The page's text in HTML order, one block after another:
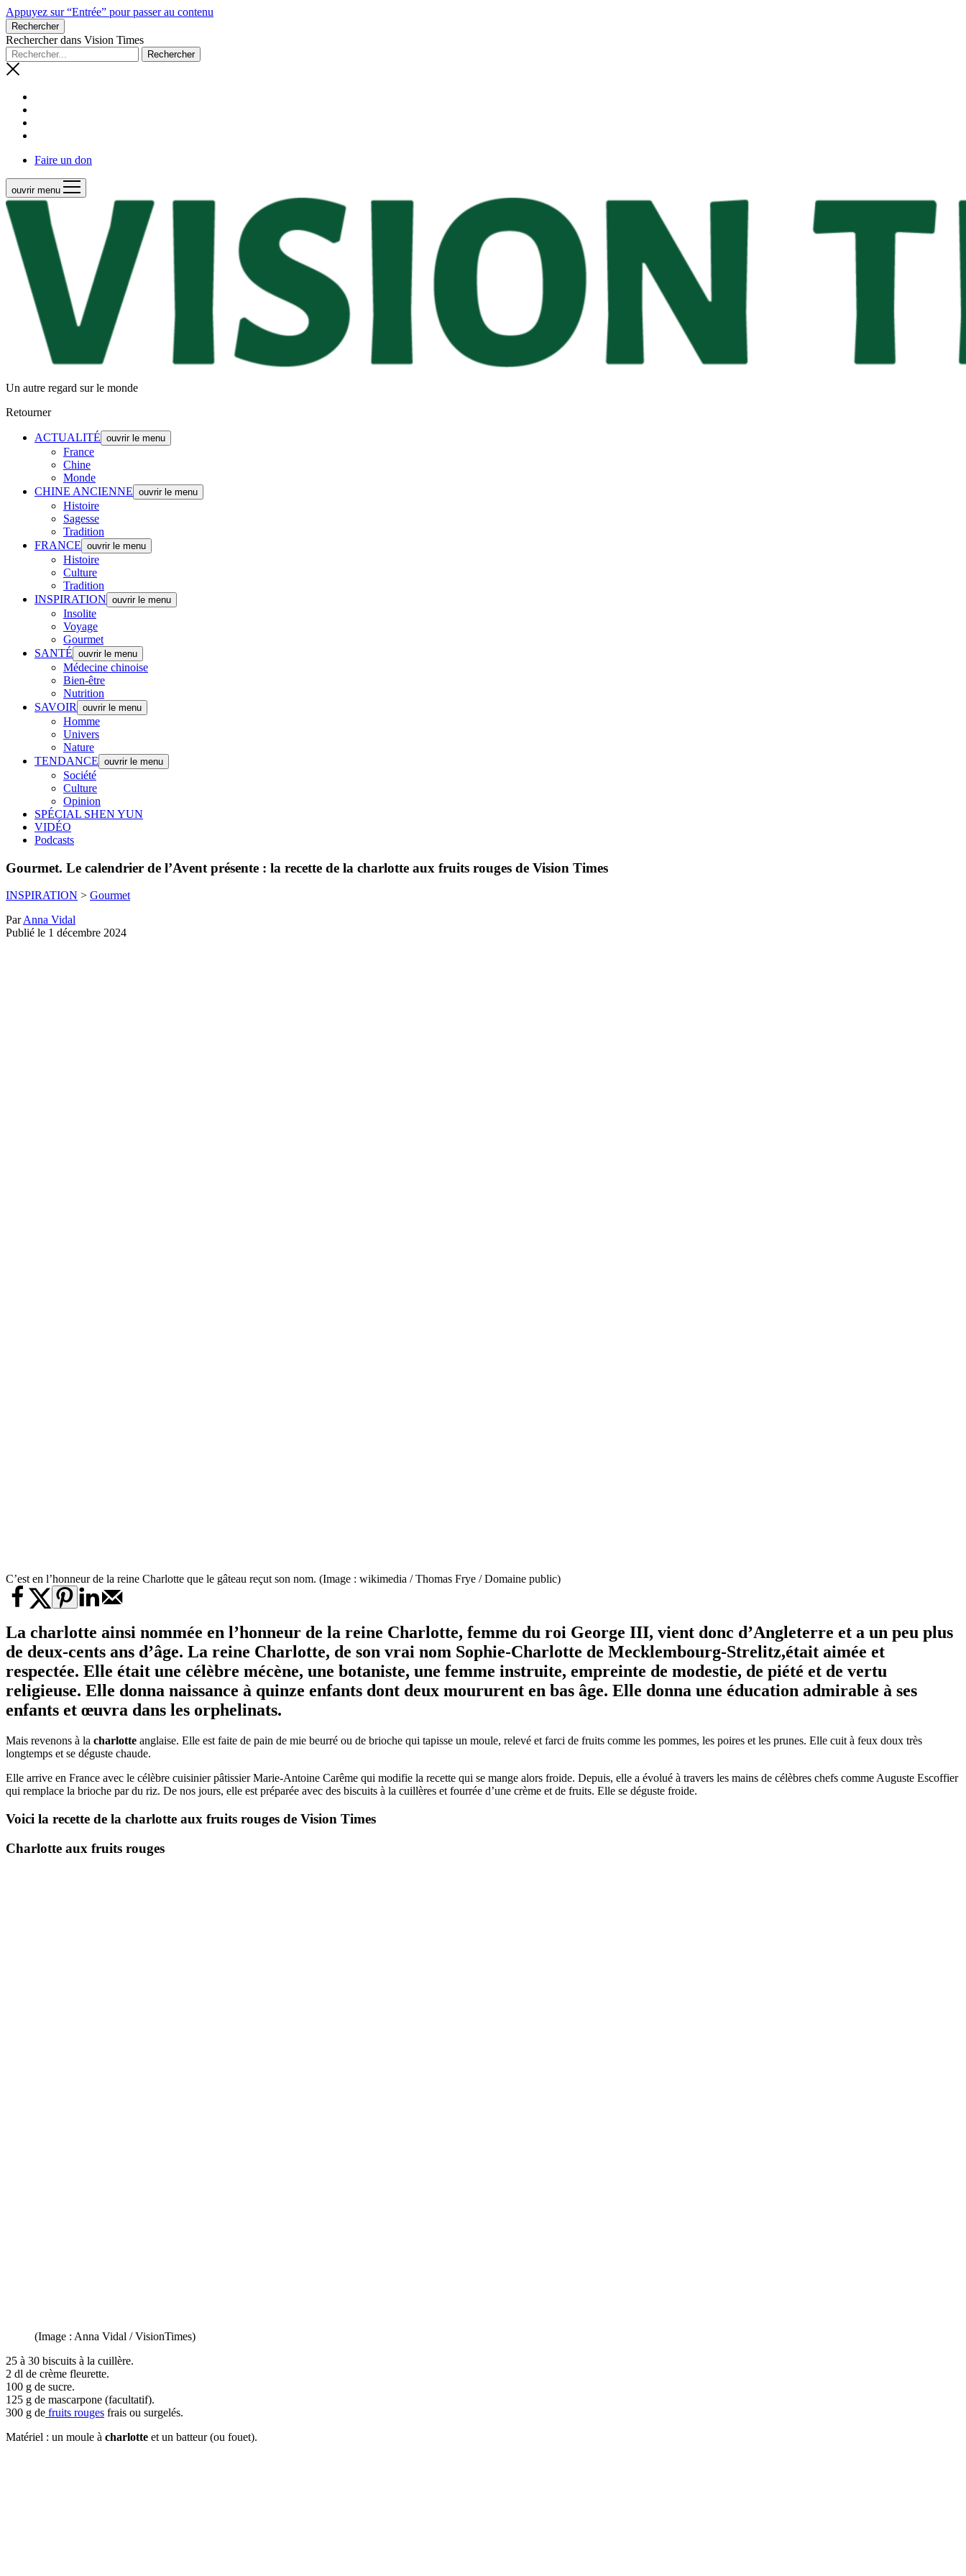
Appuyez sur “Entrée” pour passer au contenu
Rechercher
Rechercher dans Vision Times
Faire un don
ouvrir menu
Un autre regard sur le monde
Retourner
ACTUALITÉ ouvrir le menu
France
Chine
Monde
CHINE ANCIENNE ouvrir le menu
Histoire
Sagesse
Tradition
FRANCE ouvrir le menu
Histoire
Culture
Tradition
INSPIRATION ouvrir le menu
Insolite
Voyage
Gourmet
SANTÉ ouvrir le menu
Médecine chinoise
Bien-être
Nutrition
SAVOIR
ouvrir le menu
Homme
Univers
Nature
TENDANCE ouvrir le menu
Société
Culture
Opinion
SPÉCIAL SHEN YUN
VIDÉO
Podcasts
Gourmet. Le calendrier de l’Avent présente : la recette de la charlotte aux fruits rouges de Vision Times
INSPIRATION > Gourmet
ParAnna Vidal
Publié le 1 décembre 2024
C’est en l’honneur de la reine Charlotte que le gâteau reçut son nom. (Image : wikimedia / Thomas Frye / Domaine public)
La charlotte ainsi nommée en l’honneur de la reine Charlotte, femme du roi George III, vient donc d’Angleterre et a un peu plus
de deux-cents ans d’âge. La reine Charlotte, de son vrai nom Sophie-Charlotte de Mecklembourg-Strelitz,était aimée et
respectée. Elle était une célèbre mécène, une botaniste, une femme instruite, empreinte de modestie, de piété et de vertu
religieuse. Elle donna naissance à quinze enfants dont deux moururent en bas âge. Elle donna une éducation admirable à ses
enfants et œuvra dans les orphelinats.
Mais revenons à la charlotte anglaise. Elle est faite de pain de mie beurré ou de brioche qui tapisse un moule, relevé et farci de fruits comme les pommes, les poires et les prunes. Elle cuit à feux doux très
longtemps et se déguste chaude.
Elle arrive en France avec le célèbre cuisinier pâtissier Marie-Antoine Carême qui modifie la recette qui se mange alors froide. Depuis, elle a évolué à travers les mains de célèbres chefs comme Auguste Escoffier
qui remplace la brioche par du riz. De nos jours, elle est préparée avec des biscuits à la cuillères et fourrée d’une crème et de fruits. Elle se déguste froide.
Voici la recette de la charlotte aux fruits rouges de Vision Times
Charlotte aux fruits rouges
(Image : Anna Vidal / VisionTimes)
25 à 30 biscuits à la cuillère.
2 dl de crème fleurette.
100 g de sucre.
125 g de mascarpone (facultatif).
300 g de fruits rouges frais ou surgelés.
Matériel : un moule à charlotte et un batteur (ou fouet).